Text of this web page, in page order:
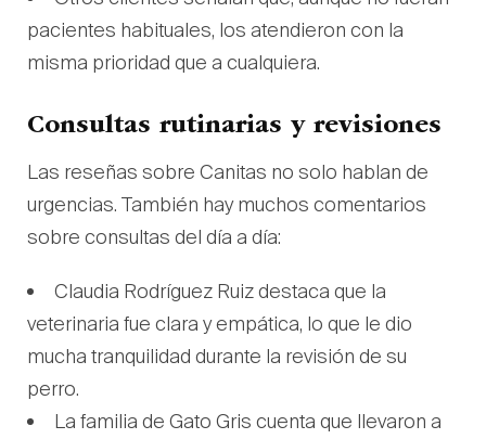
pacientes habituales, los atendieron con la
misma prioridad que a cualquiera.
Consultas rutinarias y revisiones
Las reseñas sobre Canitas no solo hablan de
urgencias. También hay muchos comentarios
sobre consultas del día a día:
Claudia Rodríguez Ruiz destaca que la
veterinaria fue clara y empática, lo que le dio
mucha tranquilidad durante la revisión de su
perro.
La familia de Gato Gris cuenta que llevaron a